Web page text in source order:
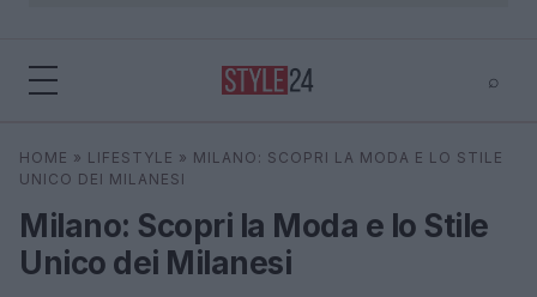
⌕
Cerca ⌕ ×
HOME » LIFESTYLE » MILANO: SCOPRI LA MODA E LO STILE
UNICO DEI MILANESI
Milano: Scopri la Moda e lo Stile
Unico dei Milanesi